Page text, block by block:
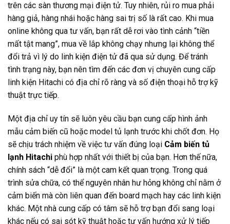
trên các sàn thương mại điện tử. Tuy nhiên, rủi ro mua phải
hàng giả, hàng nhái hoặc hàng sai trị số là rất cao. Khi mua
online không qua tư vấn, bạn rất dễ rơi vào tình cảnh “tiền
mất tật mang”, mua về lắp không chạy nhưng lại không thể
đổi trả vì lý do linh kiện điện tử đã qua sử dụng. Để tránh
tình trạng này, bạn nên tìm đến các đơn vị chuyên cung cấp
linh kiện Hitachi có địa chỉ rõ ràng và số điện thoại hỗ trợ kỹ
thuật trực tiếp.
Một địa chỉ uy tín sẽ luôn yêu cầu bạn cung cấp hình ảnh
mẫu cảm biến cũ hoặc model tủ lạnh trước khi chốt đơn. Họ
sẽ chịu trách nhiệm về việc tư vấn đúng loại Cảm biến tủ
lạnh Hitachi phù hợp nhất với thiết bị của bạn. Hơn thế nữa,
chính sách “dễ đổi” là một cam kết quan trọng. Trong quá
trình sửa chữa, có thể nguyên nhân hư hỏng không chỉ nằm ở
cảm biến mà còn liên quan đến board mạch hay các linh kiện
khác. Một nhà cung cấp có tâm sẽ hỗ trợ bạn đổi sang loại
khác nếu có sai sót kỹ thuật hoặc tư vấn hướng xử lý tiếp